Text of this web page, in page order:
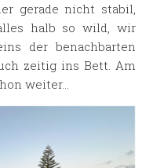
gerade nicht stabil,
halb so wild, wir
der benachbarten
zeitig ins Bett. Am
weiter…